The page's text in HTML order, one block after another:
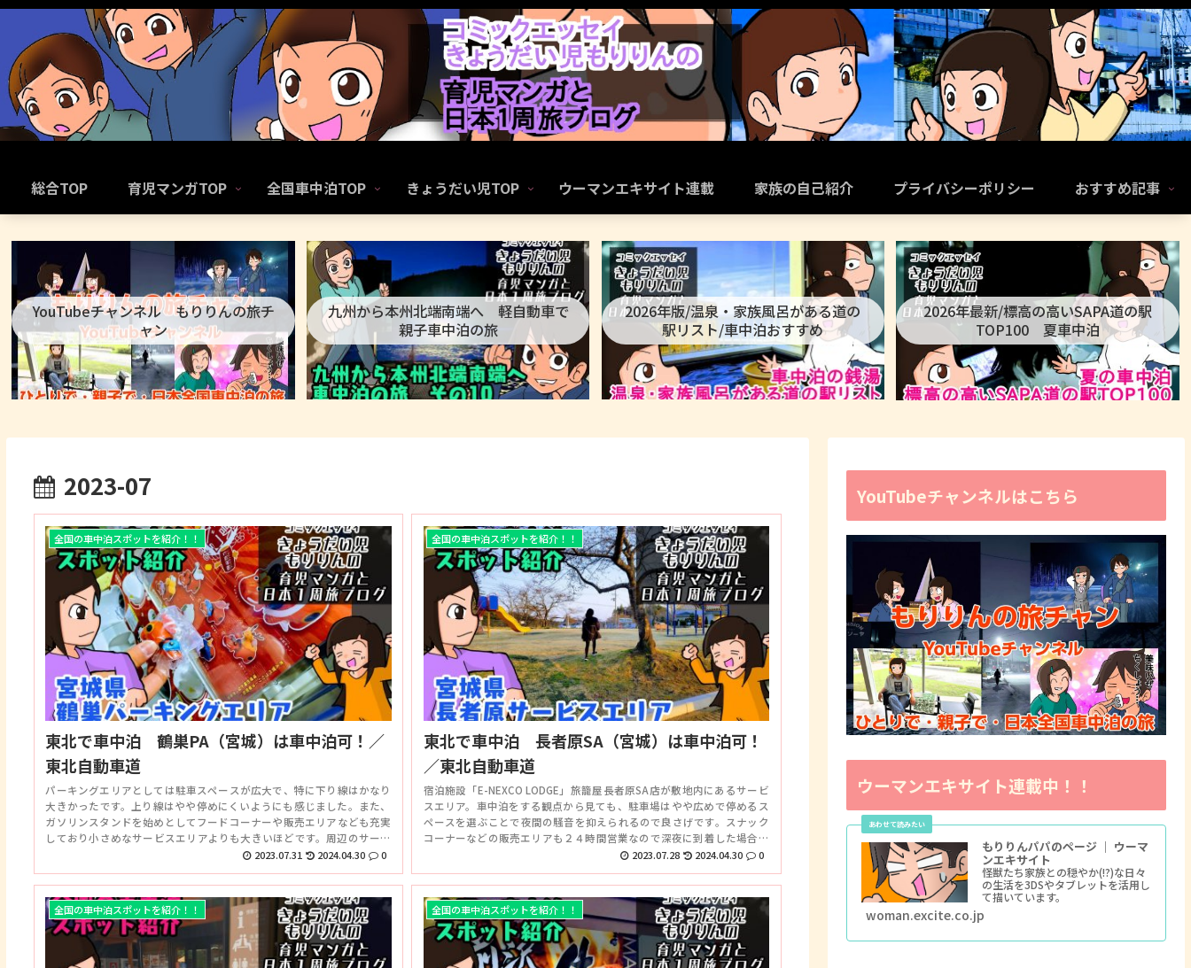
総合TOP 育児マンガTOP 全国車中泊TOP きょうだい児TOP ウーマンエキサイト連載 家族の自己紹介 プライバシーポリシー おすすめ記事
YouTubeチャンネル もりりんの旅チ
ャン
九州から本州北端南端へ 軽自動車で
親子車中泊の旅
2026年版/温泉・家族風呂がある道の
駅リスト/車中泊おすすめ
2026年最新/標高の高いSAPA道の駅
TOP100 夏車中泊
2023-07
全国の車中泊スポットを紹介！！
東北で車中泊 鶴巣PA（宮城）は車中泊可！／
東北自動車道
パーキングエリアとしては駐車スペースが広大で、特に下り線はかなり
大きかったです。上り線はやや停めにくいようにも感じました。また、
ガソリンスタンドを始めとしてフードコーナーや販売エリアなども充実
しており小さめなサービスエリアよりも大きいほどです。周辺のサービ
スエリアに人気が集中しているのならこちらの選択もありそうです。
2023.07.31 2024.04.30 0
全国の車中泊スポットを紹介！！
東北で車中泊 長者原SA（宮城）は車中泊可！
／東北自動車道
宿泊施設「E-NEXCO LODGE」旅籠屋長者原SA店が敷地内にあるサービ
スエリア。車中泊をする観点から見ても、駐車場はやや広めで停めるス
ペースを選ぶことで夜間の騒音を抑えられるので良さげです。スナック
コーナーなどの販売エリアも２４時間営業なので深夜に到着した場合も
便利です。ドッグランもあるので良いですね。2023.07.28 2024.04.30 0
全国の車中泊スポットを紹介！！ 全国の車中泊スポットを紹介！！
YouTubeチャンネルはこちら
ウーマンエキサイト連載中！！
もりりんパパのページ ｜ ウーマ
ンエキサイト
怪獣たち家族との穏やか(!?)な日々
の生活を3DSやタブレットを活用し
て描いています。
woman.excite.co.jp